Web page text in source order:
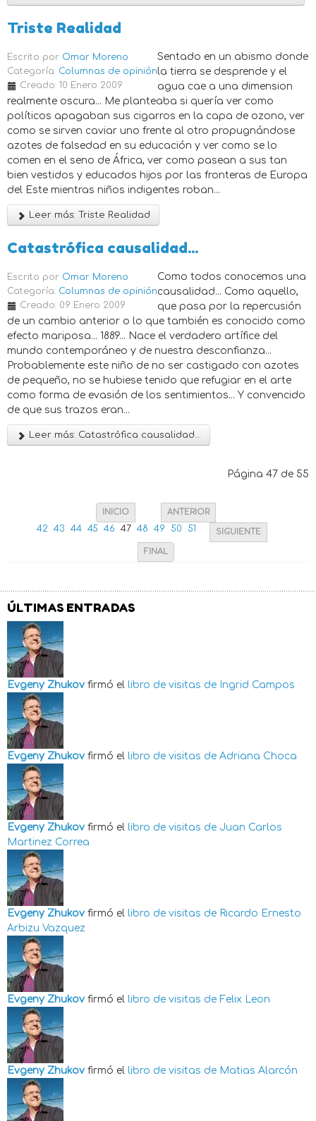
Triste Realidad
Escrito por Omar Moreno
Categoría: Columnas de opinión
Creado: 10 Enero 2009
Sentado en un abismo donde
la tierra se desprende y el
agua cae a una dimension
realmente oscura... Me planteaba si quería ver como
políticos apagaban sus cigarros en la capa de ozono, ver
como se sirven caviar uno frente al otro propugnándose
azotes de falsedad en su educación y ver como se lo
comen en el seno de África, ver como pasean a sus tan
bien vestidos y educados hijos por las fronteras de Europa
del Este mientras niños indigentes roban...
Leer más: Triste Realidad
Catastrófica causalidad...
Escrito por Omar Moreno
Categoría: Columnas de opinión
Creado: 09 Enero 2009
Como todos conocemos una
causalidad... Como aquello,
que pasa por la repercusión
de un cambio anterior o lo que también es conocido como
efecto mariposa... 1889... Nace el verdadero artífice del
mundo contemporáneo y de nuestra desconfianza...
Probablemente este niño de no ser castigado con azotes
de pequeño, no se hubiese tenido que refugiar en el arte
como forma de evasión de los sentimientos... Y convencido
de que sus trazos eran...
Leer más: Catastrófica causalidad...
Página 47 de 55
INICIO ANTERIOR
42 43 44 45 46 47 48 49 50 51 SIGUIENTE
FINAL
ÚLTIMAS ENTRADAS
Evgeny Zhukov firmó el libro de visitas de Ingrid Campos
Evgeny Zhukov firmó el libro de visitas de Adriana Choca
Evgeny Zhukov firmó el libro de visitas de Juan Carlos
Martinez Correa
Evgeny Zhukov firmó el libro de visitas de Ricardo Ernesto
Arbizu Vazquez
Evgeny Zhukov firmó el libro de visitas de Felix Leon
Evgeny Zhukov firmó el libro de visitas de Matias Alarcón